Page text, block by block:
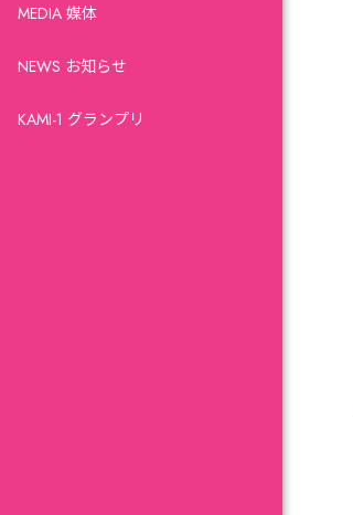
MEDIA 媒体
NEWS お知らせ
KAMI-1 グランプリ